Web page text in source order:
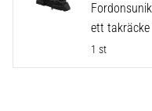
ett
1 st